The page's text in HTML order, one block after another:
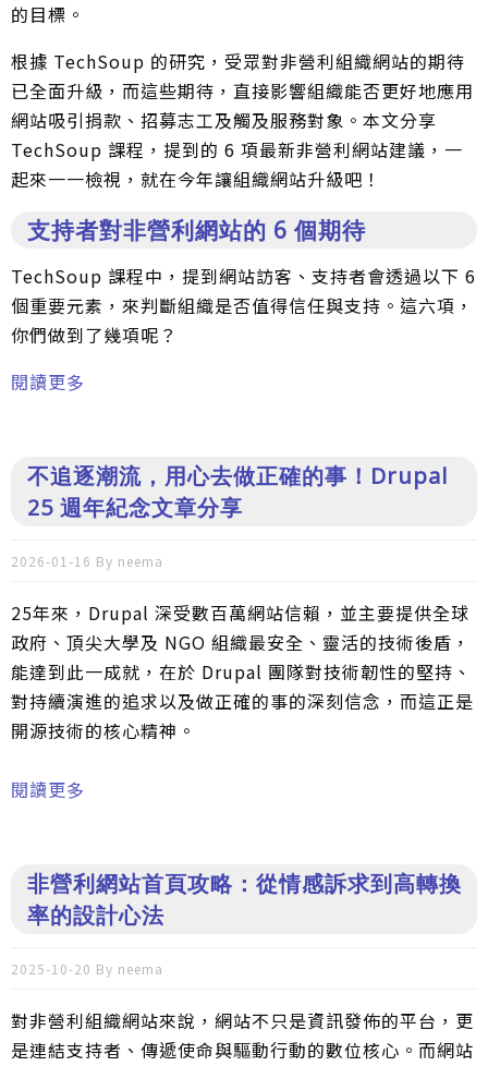
的目標。
根據 TechSoup 的研究，受眾對非營利組織網站的期待
已全面升級，而這些期待，直接影響組織能否更好地應用
網站吸引捐款、招募志工及觸及服務對象。本文分享
TechSoup 課程，提到的 6 項最新非營利網站建議，一
起來一一檢視，就在今年讓組織網站升級吧！
支持者對非營利網站的 6 個期待
TechSoup 課程中，提到網站訪客、支持者會透過以下 6
個重要元素，來判斷組織是否值得信任與支持。這六項，
你們做到了幾項呢？
閱讀更多
不追逐潮流，用心去做正確的事！Drupal
25 週年紀念文章分享
2026-01-16 By neema
25年來，Drupal 深受數百萬網站信賴，並主要提供全球
政府、頂尖大學及 NGO 組織最安全、靈活的技術後盾，
能達到此一成就，在於 Drupal 團隊對技術韌性的堅持、
對持續演進的追求以及做正確的事的深刻信念，而這正是
開源技術的核心精神。
閱讀更多
非營利網站首頁攻略：從情感訴求到高轉換
率的設計心法
2025-10-20 By neema
對非營利組織網站來說，網站不只是資訊發佈的平台，更
是連結支持者、傳遞使命與驅動行動的數位核心。而網站